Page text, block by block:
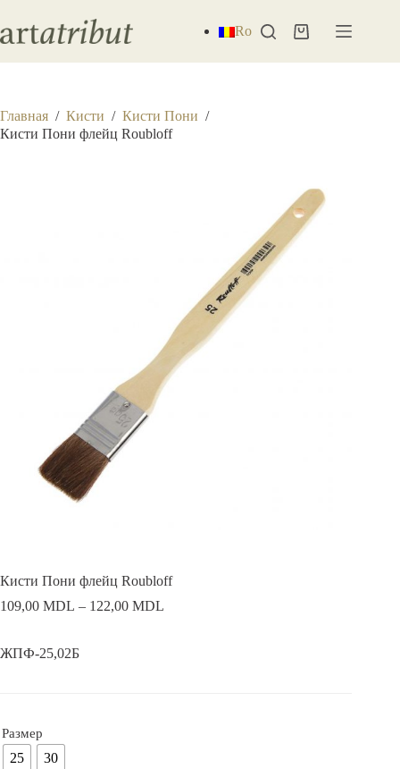
сути
Ro Корзина
Главная / Кисти / Кисти Пони /
Кисти Пони флейц Roubloff
Кисти Пони флейц Roubloff
109,00 MDL – 122,00 MDL
ЖПФ-25,02Б
Размер
25 30